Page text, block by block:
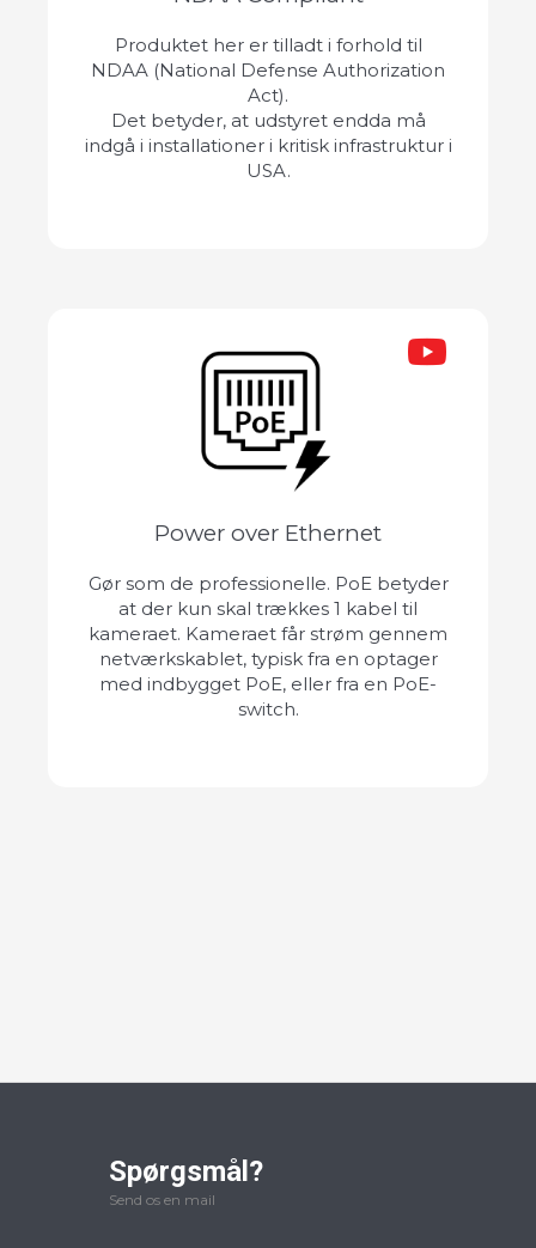
Produktet her er tilladt i forhold til
NDAA (National Defense Authorization
Act).
Det betyder, at udstyret endda må
indgå i installationer i kritisk infrastruktur i
USA.
Power over Ethernet
Gør som de professionelle. PoE betyder
at der kun skal trækkes 1 kabel til
kameraet. Kameraet får strøm gennem
netværkskablet, typisk fra en optager
med indbygget PoE, eller fra en PoE-
switch.
Spørgsmål?
Send os en mail